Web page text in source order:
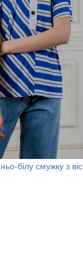
білу смужку з